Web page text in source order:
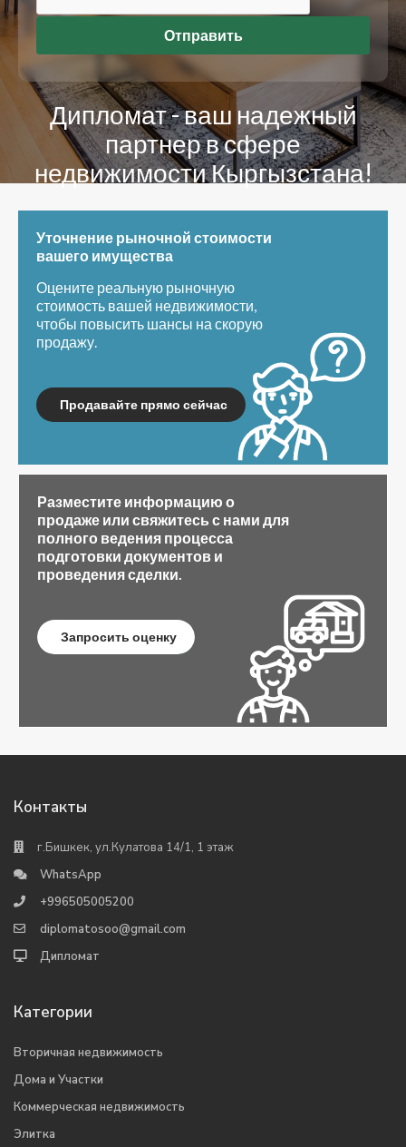
Отправить
Дипломат - ваш надежный
партнер в сфере
недвижимости Кыргызстана!
Уточнение рыночной стоимости
вашего имущества
Оцените реальную рыночную
стоимость вашей недвижимости,
чтобы повысить шансы на скорую
продажу.
Продавайте прямо сейчас
Разместите информацию о
продаже или свяжитесь с нами для
полного ведения процесса
подготовки документов и
проведения сделки.
Запросить оценку
Контакты
г.Бишкек, ул.Кулатова 14/1, 1 этаж
WhatsApp
+996505005200
diplomatosoo@gmail.com
Дипломат
Категории
Вторичная недвижимость
Дома и Участки
Коммерческая недвижимость
Элитка